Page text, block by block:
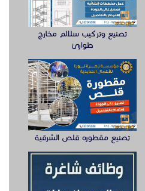
تصنيع وتركيب سلالم مخارج
طوارئ
تصنيع مقطوره قلص الشرقية